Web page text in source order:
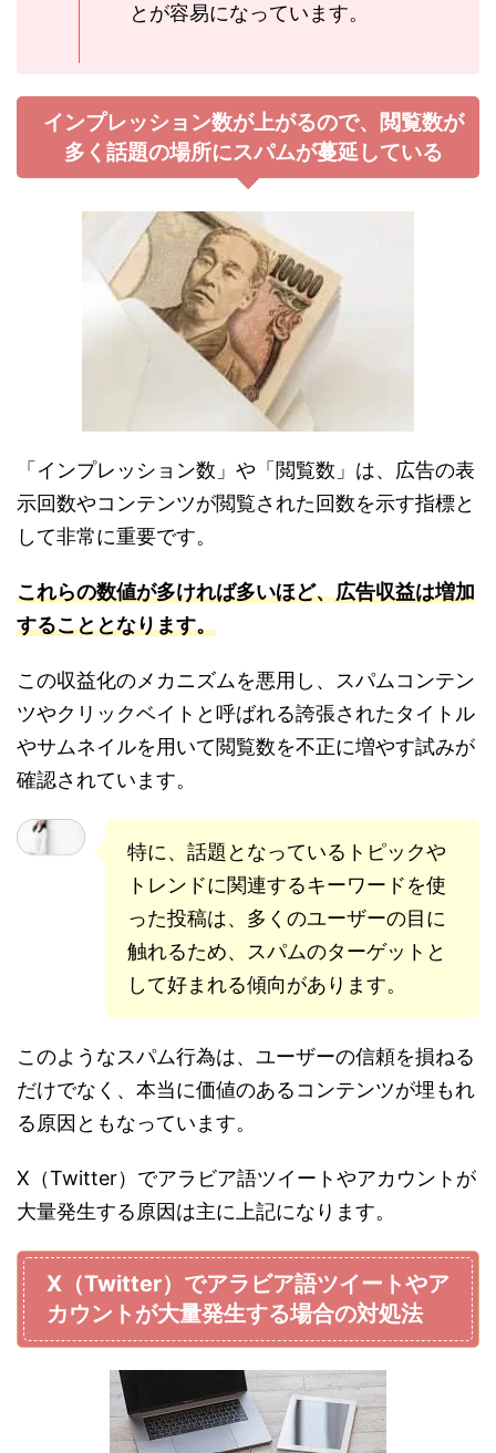
とが容易になっています。
インプレッション数が上がるので、閲覧数が
多く話題の場所にスパムが蔓延している
「インプレッション数」や「閲覧数」は、広告の表
示回数やコンテンツが閲覧された回数を示す指標と
して非常に重要です。
これらの数値が多ければ多いほど、広告収益は増加
することとなります。
この収益化のメカニズムを悪用し、スパムコンテン
ツやクリックベイトと呼ばれる誇張されたタイトル
やサムネイルを用いて閲覧数を不正に増やす試みが
確認されています。
特に、話題となっているトピックや
トレンドに関連するキーワードを使
った投稿は、多くのユーザーの目に
触れるため、スパムのターゲットと
して好まれる傾向があります。
このようなスパム行為は、ユーザーの信頼を損ねる
だけでなく、本当に価値のあるコンテンツが埋もれ
る原因ともなっています。
X（Twitter）でアラビア語ツイートやアカウントが
大量発生する原因は主に上記になります。
X（Twitter）でアラビア語ツイートやア
カウントが大量発生する場合の対処法